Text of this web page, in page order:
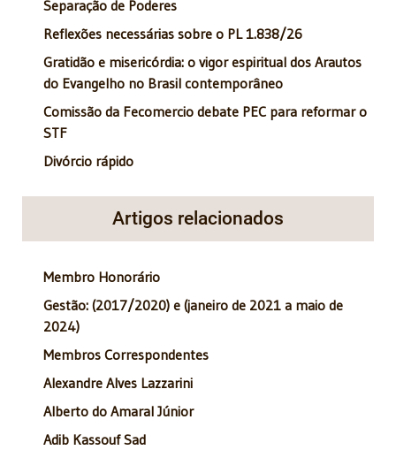
Separação de Poderes
Reflexões necessárias sobre o PL 1.838/26
Gratidão e misericórdia: o vigor espiritual dos Arautos
do Evangelho no Brasil contemporâneo
Comissão da Fecomercio debate PEC para reformar o
STF
Divórcio rápido
Artigos relacionados
Membro Honorário
Gestão: (2017/2020) e (janeiro de 2021 a maio de
2024)
Membros Correspondentes
Alexandre Alves Lazzarini
Alberto do Amaral Júnior
Adib Kassouf Sad